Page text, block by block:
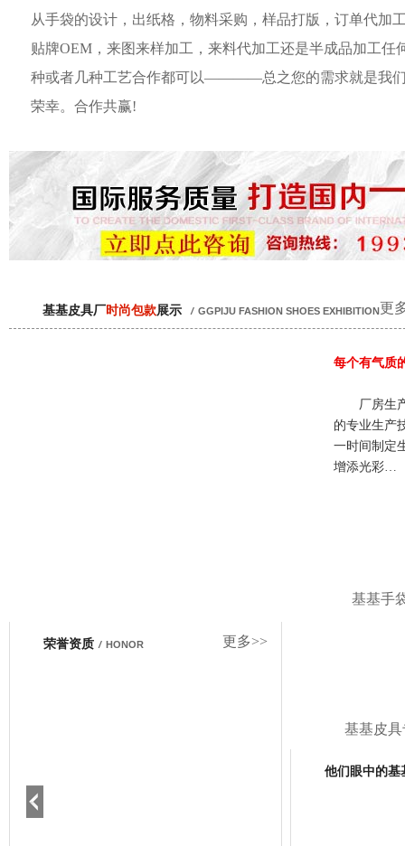
从手袋的设计，出纸格，物料采购，样品打版，订单代加
贴牌OEM，来图来样加工，来料代加工还是半成品加工任
种或者几种工艺合作都可以————总之您的需求就是我
荣幸。合作共赢!
更
基基皮具厂时尚包款展示 / GGPIJU FASHION SHOES EXHIBITION
每个有气质
厂房生
的专业生产
一时间制定
增添光彩…
基基手
基基皮
更多>>
荣誉资质 / HONOR
他们眼中的基